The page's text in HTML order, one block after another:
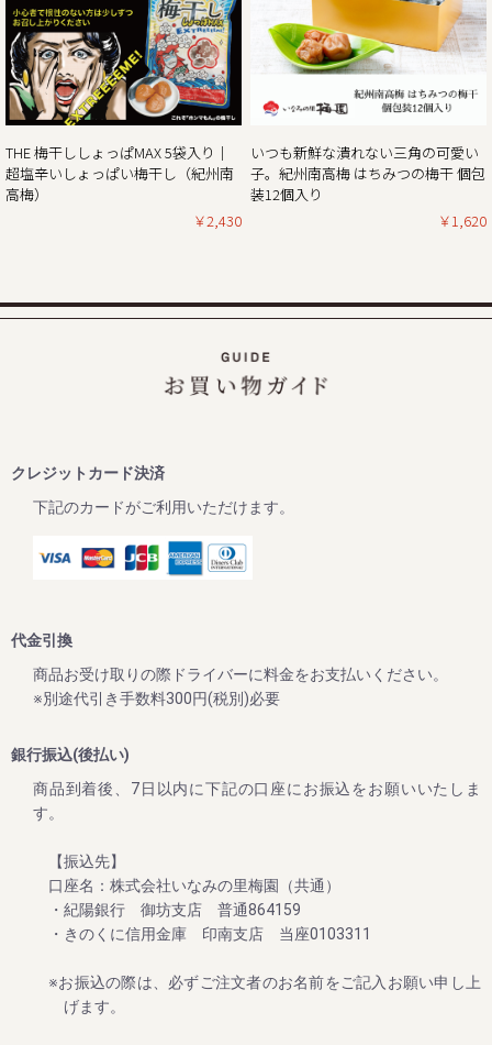
ンペーン」開催!!
平素は格別のご高配を賜り厚く御礼申し上げます。
現在、毎年大好評いただいている「秋・冬お買い得企画」を
開催しておりますが、合わせて11月1日より当ショップのお
買い物で通常のポイント5倍付与キャンペーンを開催してお
（ポイントは商品の税別価格を元に計算しております）
とてもお得なダブルキャンペーンとなっていますので、ぜひ
この機会にほんまもんの梅の味「紀州南高梅」をご賞味くだ
秋・冬の梅干しお買い得企画を開催！2024年最終セール
この度、ご家庭用梅干1kg×2個セットが大変お得にお買い求
めいただけるお買い得企画を開催します。また、期間中当企
画の商品をご購入いただいたお客様全員に「金山寺味噌」も
2024/10/01
【2024年10月1日より】原料価格高騰に伴う納入価格変更に
させていただいておりましたが、本年度の青梅が近年にない
大凶作となり、また原料価格の高騰、資材、運搬費、人件費
全てにおいての値上げなどにより、価格の見直しを余儀なく
される状況となりました。
皆様への誠に心苦しいお願い事ではございますが、2024年
10月1日より商品の価格改正（値上げ）を行わせていただき
ますので、何卒ご理解くださいますようお願い申し上げま
2024/06/12
夏のお買い得企画：ご家庭用梅干しが大変お買い得！ ～夏
のダブル企画のご案内～
これからますます暑くなりますが、夏バテ・熱中症対策にぜ
ひご賞味ください。
THE 梅干ししょっぱMAX 5袋入り｜
超塩辛いしょっぱい梅干し（紀州南
高梅）
￥2,430
いつも新鮮な潰れない三角の可愛い
子。紀州南高梅 はちみつの梅干 個包
装12個入り
￥1,620
クレジットカード決済
下記のカードがご利用いただけます。
代金引換
商品お受け取りの際ドライバーに料金をお支払いください。
※別途代引き手数料300円(税別)必要
銀行振込(後払い)
商品到着後、7日以内に下記の口座にお振込をお願いいたしま
す。
【振込先】
口座名：株式会社いなみの里梅園（共通）
・紀陽銀行 御坊支店 普通864159
・きのくに信用金庫 印南支店 当座0103311
※お振込の際は、必ずご注文者のお名前をご記入お願い申し上
げます。